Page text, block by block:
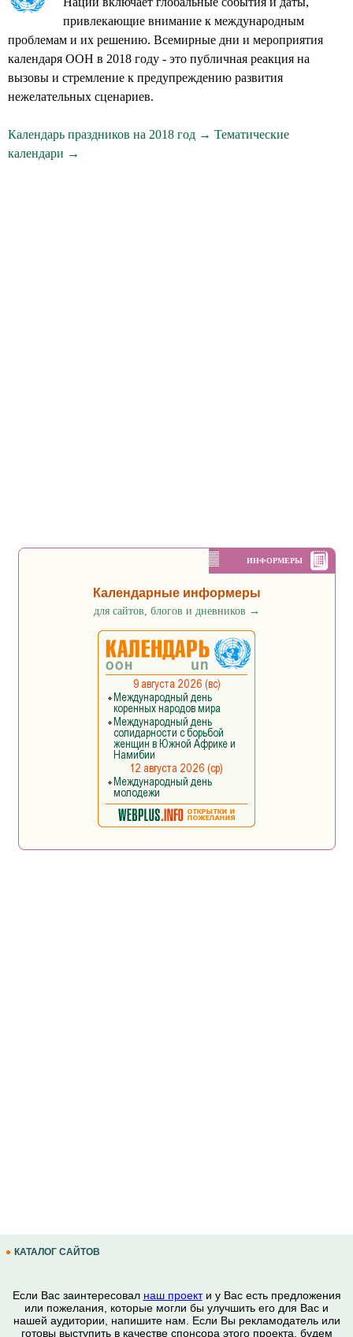
привлекающие внимание к международным
проблемам и их решению. Всемирные дни и мероприятия
календаря ООН в 2018 году - это публичная реакция на
вызовы и стремление к предупреждению развития
нежелательных сценариев.
Календарь праздников на 2018 год → Тематические
календари →
ИНФОРМЕРЫ
Календарные информеры
для сайтов, блогов и дневников →
КАТАЛОГ САЙТОВ
Если Вас заинтересовал наш проекти у Вас есть предложения
или пожелания, которые могли бы улучшить его для Вас и
нашей аудитории, напишите нам. Если Вы рекламодатель или
готовы выступить в качестве спонсора этого проекта, будем